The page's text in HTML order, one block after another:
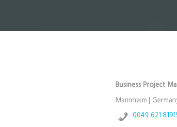
Business Project
Mannheim |
0049 621